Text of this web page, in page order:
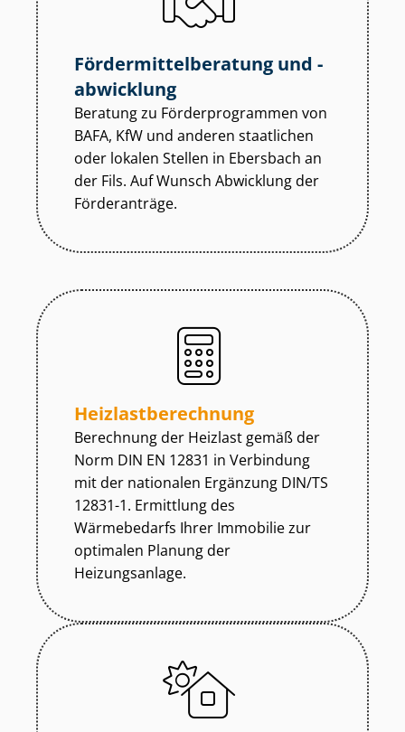
För­der­mit­tel­be­ra­tung und -
abwicklung
Beratung zu För­der­pro­gram­men von
BAFA, KfW und anderen staatlichen
oder lokalen Stellen in Ebersbach an
der Fils. Auf Wunsch Abwicklung der
Förderanträge.
Heiz­last­be­rech­nung
Berechnung der Heizlast gemäß der
Norm DIN EN 12831 in Verbindung
mit der nationalen Ergänzung DIN/TS
12831-1. Ermittlung des
Wärmebedarfs Ihrer Immobilie zur
optimalen Planung der
Heizungsanlage.